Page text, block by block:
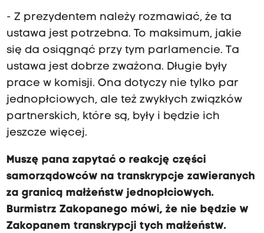
- Z prezydentem należy rozmawiać, że ta
ustawa jest potrzebna. To maksimum, jakie
się da osiągnąć przy tym parlamencie. Ta
ustawa jest dobrze zważona. Długie były
prace w komisji. Ona dotyczy nie tylko par
jednopłciowych, ale też zwykłych związków
partnerskich, które są, były i będzie ich
jeszcze więcej.
Muszę pana zapytać o reakcję części
samorządowców na transkrypcje zawieranych
za granicą małżeństw jednopłciowych.
Burmistrz Zakopanego mówi, że nie będzie w
Zakopanem transkrypcji tych małżeństw.